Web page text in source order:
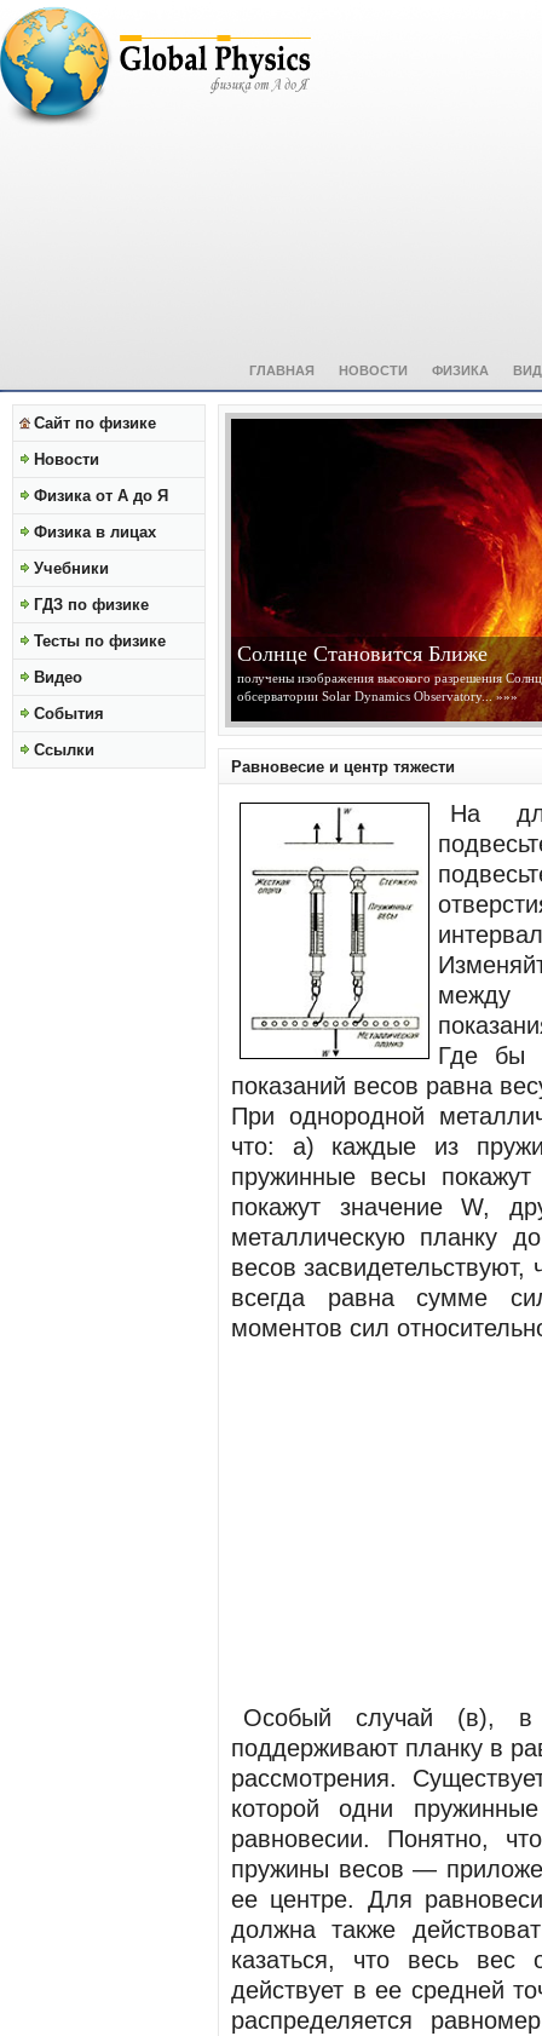
ГЛАВНАЯ НОВОСТИ ФИЗИКА
Сайт по физике
Новости
Физика от А до Я
Физика в лицах
Учебники
ГДЗ по физике
Тесты по физике
Видео
События
Ссылки
Солнце Становится Ближе
получены изображения высокого разрешения
обсерватории Solar Dynamics Observatory...»»»
Равновесие и центр тяжести
На
между
Где бы
показаний весов равна
При однородной
что: а) каждые из
пружинные весы
покажут значение W,
металлическую планку
весов
всегда равна сумме
моментов сил
Особый случай (в), в
поддерживают планку в
рассмотрения.
которой одни
равновесии. Понятно,
пружины весов —
ее центре. Для
должна также
казаться, что весь вес
действует в ее средней
распределяется